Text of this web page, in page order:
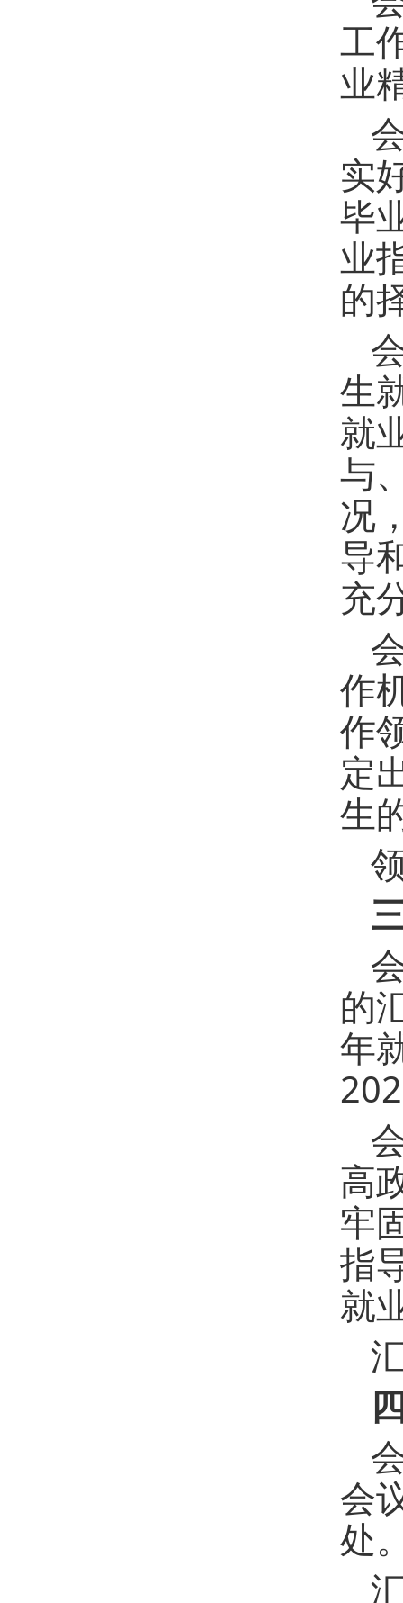
工
业
实
毕
业
的
生
就
与
况
导
充
作
作
定
生
的
年
高
牢
指
就
会
处